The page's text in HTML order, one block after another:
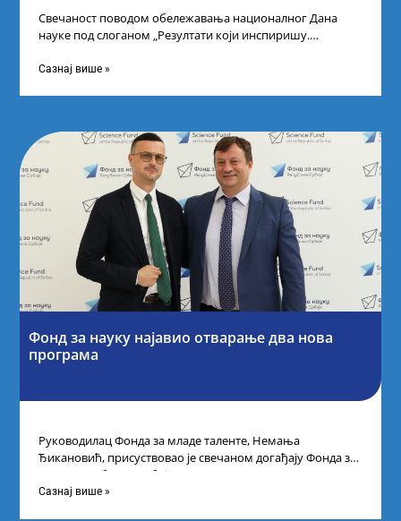
Свечаност поводом обележавања националног Дана
науке под слоганом „Резултати који инспиришу.
Министарства
Сазнај више »
Фонд за науку најавио отварање два нова
програма
Руководилац Фонда за младе таленте, Немања
Ђикановић, присуствовао је свечаном догађају Фонда за
науку Републике Србије одржаном у Научно-
технолошком парку
Сазнај више »